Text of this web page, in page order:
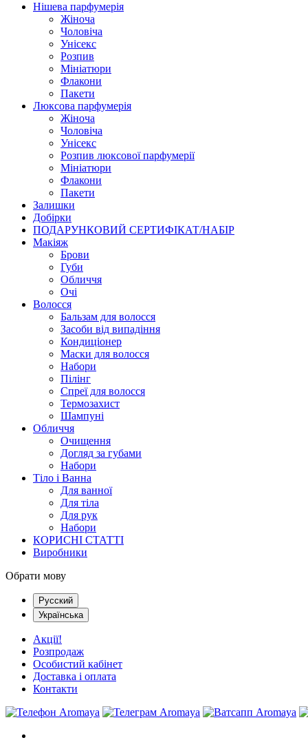
Нішева парфумерія
Жіноча
Чоловіча
Унісекс
Розпив
Мініатюри
Флакони
Пакети
Люксова парфумерія
Жіноча
Чоловіча
Унісекс
Розпив люксової парфумерії
Мініатюри
Флакони
Пакети
Залишки
Добірки
ПОДАРУНКОВИЙ СЕРТИФІКАТ/НАБІР
Макіяж
Брови
Губи
Обличчя
Очі
Волосся
Бальзам для волосся
Засоби від випадіння
Кондиціонер
Маски для волосся
Набори
Пілінг
Спреї для волосся
Термозахист
Шампуні
Обличчя
Очищення
Догляд за губами
Набори
Тіло і Ванна
Для ванної
Для тіла
Для рук
Набори
КОРИСНІ СТАТТІ
Виробники
Обрати мову
Русский
Українська
Акції!
Розпродаж
Особистий кабінет
Доставка і оплата
Контакти